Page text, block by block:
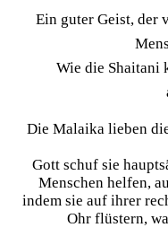
Ein guter Geist, der
Wie die Shaitani
Die Malaika lieben
Gott schuf sie
Menschen helfen,
indem sie auf ihrer
Ohr flüstern,